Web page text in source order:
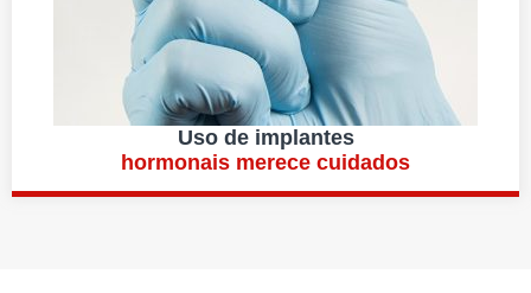
Uso de implantes
hormonais merece cuidados